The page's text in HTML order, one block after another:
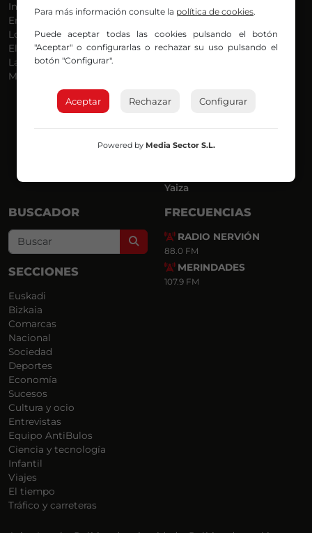
Informativos
En Ruta
Locos por la Música
El Supermadrugador
La Mañana de Radio Nervión
Más Madrugada
Eva Argote
Endika
Iker
Iñigo
Joseba
Mar y Cielo
Miguel Ángel
Yaiza
BUSCADOR
Search
SECCIONES
Euskadi
Bizkaia
Comarcas
Nacional
Sociedad
Deportes
Economía
Sucesos
Cultura y ocio
Entrevistas
Equipo AntiBulos
Ciencia y tecnología
Infantil
Viajes
El tiempo
Tráfico y carreteras
FRECUENCIAS
RADIO NERVIÓN
88.0 FM
MERINDADES
107.9 FM
Para más información consulte la política de cookies.
Puede aceptar todas las cookies pulsando el botón
"Aceptar" o configurarlas o rechazar su uso pulsando el
botón "Configurar".
Aceptar Rechazar Configurar
Powered by Media Sector S.L.